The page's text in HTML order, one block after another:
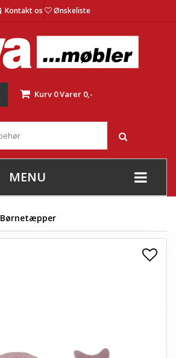
Kontakt os Ønskeliste
Kurv 0Varer 0,-
MENU
+
+
Børnetæpper